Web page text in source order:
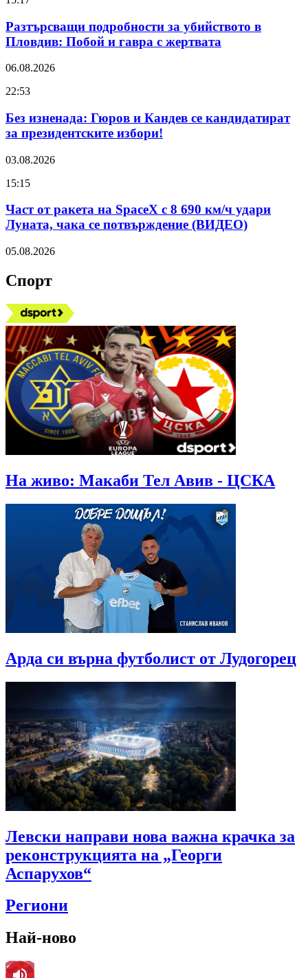
Разтърсващи подробности за убийството в
Пловдив: Побой и гавра с жертвата
06.08.2026
22:53
Без изненада: Гюров и Кандев се кандидатират
за президентските избори!
03.08.2026
15:15
Част от ракета на SpaceX с 8 690 км/ч удари
Луната, чака се потвърждение (ВИДЕО)
05.08.2026
Спорт
На живо: Макаби Тел Авив - ЦСКА
Арда си върна футболист от Лудогорец
Левски направи нова важна крачка за
реконструкцията на „Георги
Аспарухов“
Региони
Най-ново